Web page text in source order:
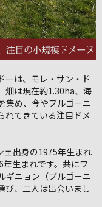
ーは、モレ・サン・ド
畑は現在約1.30ha、海
集め、今やブルゴーニ
れてきている注目ドメ
出身の1975年生まれ
生まれです。共にワ
ギニョン（ブルゴーニ
び、二人は出会いまし